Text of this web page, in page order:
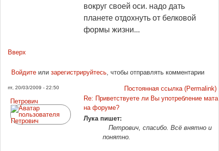
вокруг своей оси. надо дать
планете отдохнуть от белковой
формы жизни...
Вверх
Войдитеили зарегистрируйтесь, чтобы отправлять комментарии
пт, 20/03/2009 - 22:50
Постоянная ссылка (Permalink)
Петрович
Re: Приветствуете ли Вы употребление мата
на форуме?
Лука пишет:
Петрович, спасибо. Всё внятно и
понятно.